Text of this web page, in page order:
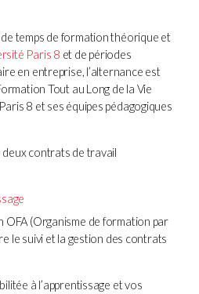
temps de formation théorique et
Paris 8 et de périodes
en entreprise, l’alternance est
Tout au Long de la Vie
8 et ses équipes pédagogiques
deux contrats de travail
OFA (Organisme de formation par
le suivi et la gestion des contrats
à l’apprentissage et vos